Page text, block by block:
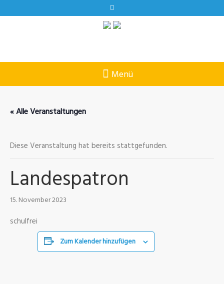
« Alle Veranstaltungen
Diese Veranstaltung hat bereits stattgefunden.
Landespatron
15. November 2023
schulfrei
Zum Kalender hinzufügen